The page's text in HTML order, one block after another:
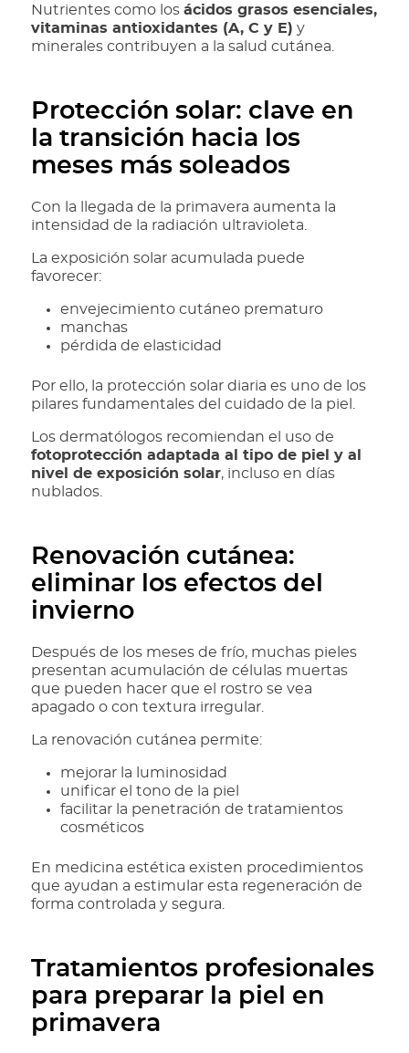
Nutrientes como losácidos grasos esenciales,
vitaminas antioxidantes (A, C y E) y
minerales contribuyen a la salud cutánea.
Protección solar: clave en
la transición hacia los
meses más soleados
Con la llegada de la primavera aumenta la
intensidad de la radiación ultravioleta.
La exposición solar acumulada puede
favorecer:
envejecimiento cutáneo prematuro
manchas
pérdida de elasticidad
Por ello, la protección solar diaria es uno de los
pilares fundamentales del cuidado de la piel.
Los dermatólogos recomiendan el uso de
fotoprotección adaptada al tipo de piel y al
nivel de exposición solar, incluso en días
nublados.
Renovación cutánea:
eliminar los efectos del
invierno
Después de los meses de frío, muchas pieles
presentan acumulación de células muertas
que pueden hacer que el rostro se vea
apagado o con textura irregular.
La renovación cutánea permite:
mejorar la luminosidad
unificar el tono de la piel
facilitar la penetración de tratamientos
cosméticos
En medicina estética existen procedimientos
que ayudan a estimular esta regeneración de
forma controlada y segura.
Tratamientos profesionales
para preparar la piel en
primavera